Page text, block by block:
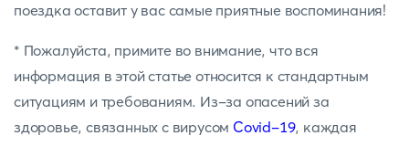
поездка оставит у вас самые приятные воспоминания!
* Пожалуйста, примите во внимание, что вся
информация в этой статье относится к стандартным
ситуациям и требованиям. Из-за опасений за
здоровье, связанных с вирусом Covid-19, каждая